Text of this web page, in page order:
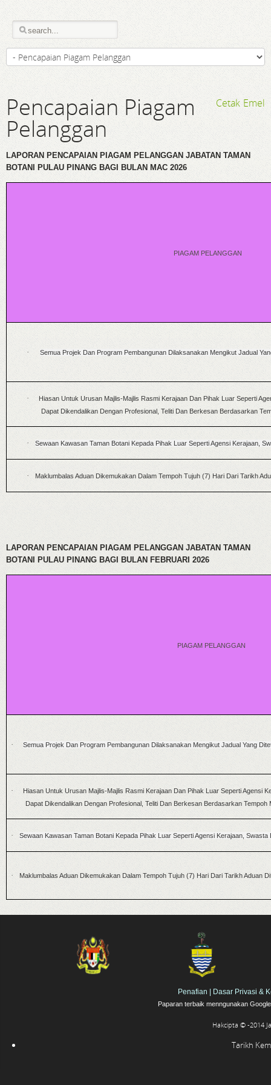
Emel
Cetak
Pencapaian Piagam
Pelanggan
LAPORAN PENCAPAIAN PIAGAM PELANGGAN JABATAN TAMAN
BOTANI PULAU PINANG BAGI BULAN MAC 2026
PIAGAM PELANGGAN
· Semua Projek Dan Program Pembangunan Dilaksanakan Mengikut Jadual
·
Hiasan Untuk Urusan Majlis-Majlis Rasmi Kerajaan Dan Pihak Luar Seperti
Dapat Dikendalikan Dengan Profesional, Teliti Dan Berkesan Berdasarkan
· Sewaan Kawasan Taman Botani Kepada Pihak Luar Seperti Agensi Kerajaan,
· Maklumbalas Aduan Dikemukakan Dalam Tempoh Tujuh (7) Hari Dari Tarikh
LAPORAN PENCAPAIAN PIAGAM PELANGGAN JABATAN TAMAN
BOTANI PULAU PINANG BAGI BULAN FEBRUARI 2026
PIAGAM PELANGGAN
· Semua Projek Dan Program Pembangunan Dilaksanakan Mengikut Jadual Yang
·
Hiasan Untuk Urusan Majlis-Majlis Rasmi Kerajaan Dan Pihak Luar Seperti Agensi
Dapat Dikendalikan Dengan Profesional, Teliti Dan Berkesan Berdasarkan Tempoh
· Sewaan Kawasan Taman Botani Kepada Pihak Luar Seperti Agensi Kerajaan, Swasta
· Maklumbalas Aduan Dikemukakan Dalam Tempoh Tujuh (7) Hari Dari Tarikh Aduan
Penafian Dasar Privasi &
Paparan terbaik menngunakan
Hakcipta © -2014
Tarikh